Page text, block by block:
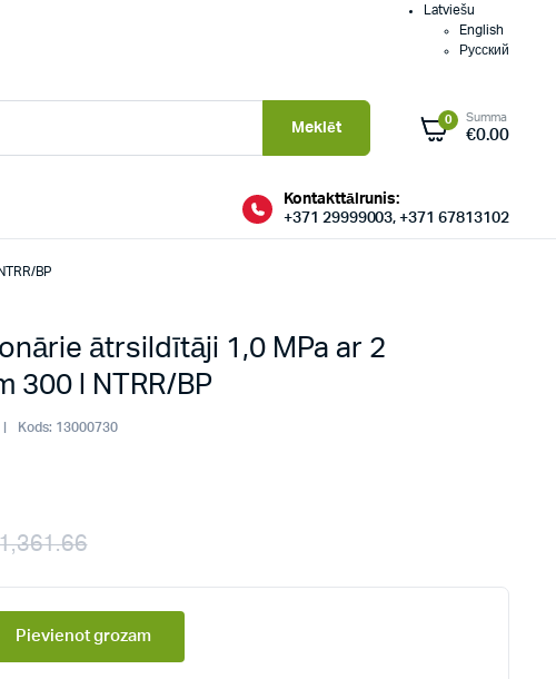
Latviešu
English
Русский
Meklēt 0 Summa
€0.00
Kontakttālrunis:
+371 29999003, +371 67813102
BP
ātrsildītāji 1,0 MPa ar 2
300 l NTRR/BP
Kods: 13000730
Pievienot grozam